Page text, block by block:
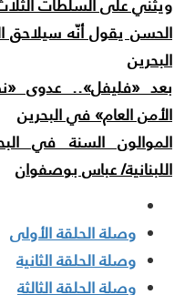
على السلطات الثلاث
يقول أنّه سيلاحق
«فليفل».. عدوى
العام» في البحرين
عباس بوصفوان
وصلة الحلقة الأولى
وصلة الحلقة الثانية
وصلة الحلقة الثالثة